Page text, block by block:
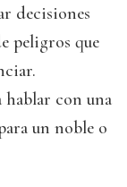
decisiones
peligros que
hablar con una
un noble o